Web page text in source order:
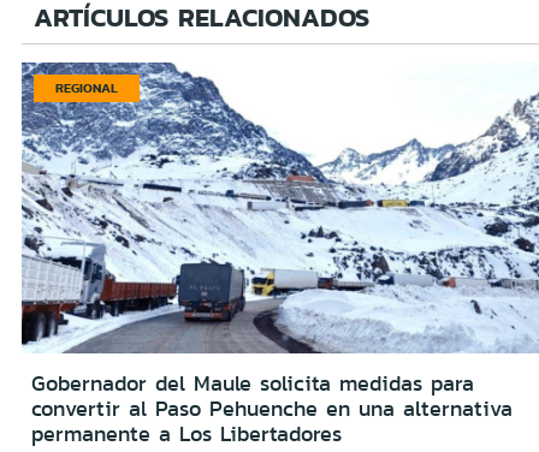
ARTÍCULOS RELACIONADOS
REGIONAL
Gobernador del Maule solicita medidas para
convertir al Paso Pehuenche en una alternativa
permanente a Los Libertadores